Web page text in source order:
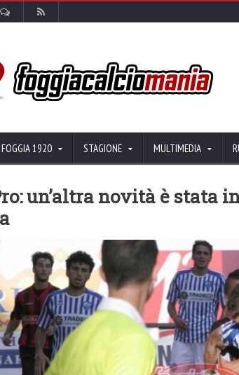
FOGGIA 1920 STAGIONE MULTIMEDIA
un’altra novità è stata